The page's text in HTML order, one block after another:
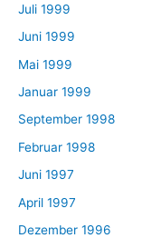
Juli 1999
Juni 1999
Mai 1999
Januar 1999
September 1998
Februar 1998
Juni 1997
April 1997
Dezember 1996